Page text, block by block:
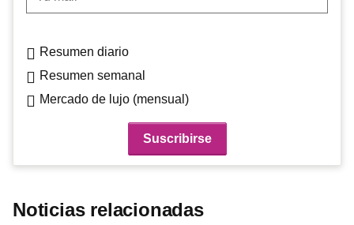
Resumen diario
Resumen semanal
Mercado de lujo (mensual)
Noticias relacionadas